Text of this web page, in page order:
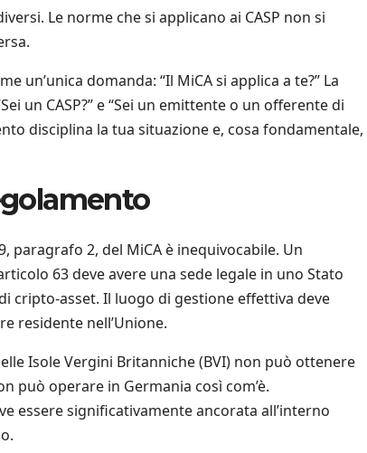
Le norme che si applicano ai CASP non si
domanda: “Il MiCA si applica a te?” La
un CASP?” e “Sei un emittente o un offerente di
disciplina la tua situazione e, cosa fondamentale,
paragrafo 2, del MiCA è inequivocabile. Un
63 deve avere una sede legale in uno Stato
cripto-asset. Il luogo di gestione effettiva deve
residente nell’Unione.
Isole Vergini Britanniche (BVI) non può ottenere
può operare in Germania così com’è.
essere significativamente ancorata all’interno